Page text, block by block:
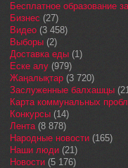
Бесплатное образование
Бизнес (27)
Видео (3 458)
Выборы (2)
Доставка еды (1)
Еске алу (979)
Жаңалықтар (3 720)
Заслуженные балхашцы
Карта коммунальных
Конкурсы (14)
Лента(8 878)
Народные новости (165)
Наши люди (21)
Новости (5 176)